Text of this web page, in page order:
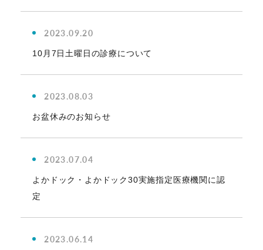
2023.09.20
10月7日土曜日の診療について
2023.08.03
お盆休みのお知らせ
2023.07.04
よかドック・よかドック30実施指定医療機関に認
定
2023.06.14